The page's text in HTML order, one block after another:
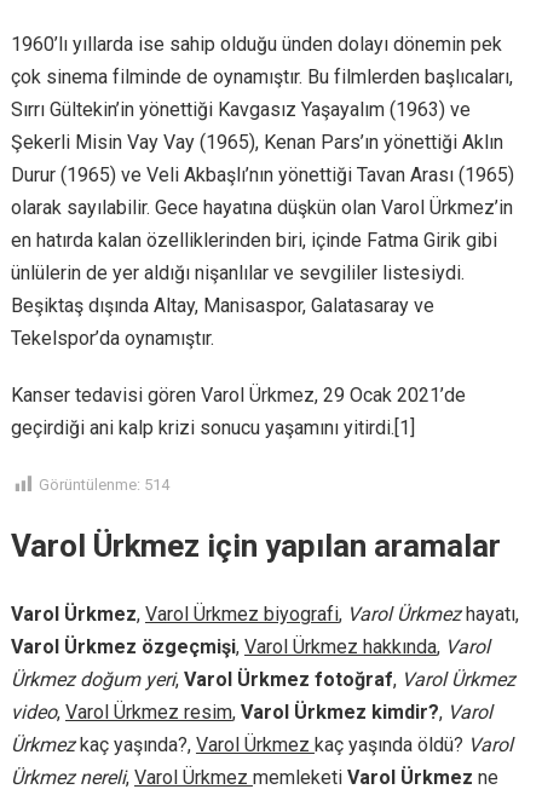
1960’lı yıllarda ise sahip olduğu ünden dolayı dönemin pek
çok sinema filminde de oynamıştır. Bu filmlerden başlıcaları,
Sırrı Gültekin’in yönettiği Kavgasız Yaşayalım (1963) ve
Şekerli Misin Vay Vay (1965), Kenan Pars’ın yönettiği Aklın
Durur (1965) ve Veli Akbaşlı’nın yönettiği Tavan Arası (1965)
olarak sayılabilir. Gece hayatına düşkün olan Varol Ürkmez’in
en hatırda kalan özelliklerinden biri, içinde Fatma Girik gibi
ünlülerin de yer aldığı nişanlılar ve sevgililer listesiydi.
Beşiktaş dışında Altay, Manisaspor, Galatasaray ve
Tekelspor’da oynamıştır.
Kanser tedavisi gören Varol Ürkmez, 29 Ocak 2021’de
geçirdiği ani kalp krizi sonucu yaşamını yitirdi.[1]
Görüntülenme: 514
Varol Ürkmez için yapılan aramalar
Varol Ürkmez, Varol Ürkmez biyografi, Varol Ürkmezhayatı,
Varol Ürkmez özgeçmişi, Varol Ürkmez hakkında, Varol
Ürkmez doğum yeri, Varol Ürkmez fotoğraf, Varol Ürkmez
video, Varol Ürkmez resim, Varol Ürkmez kimdir?, Varol
Ürkmezkaç yaşında?, Varol Ürkmez kaç yaşında öldü? Varol
Ürkmez nereli, Varol Ürkmez memleketi Varol Ürkmez ne